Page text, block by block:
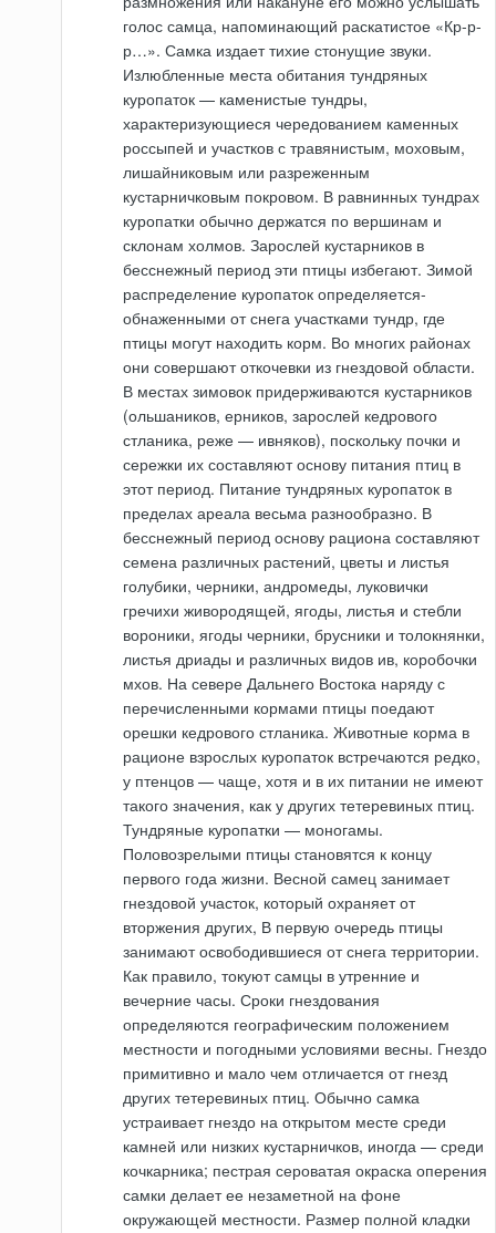
голос самца, напоминающий раскатистое «Кр-р-
р…». Самка издает тихие стонущие звуки.
Излюбленные места обитания тундряных
куропаток — каменистые тундры,
характеризующиеся чередованием каменных
россыпей и участков с травянистым, моховым,
лишайниковым или разреженным
кустарничковым покровом. В равнинных тундрах
куропатки обычно держатся по вершинам и
склонам холмов. Зарослей кустарников в
бесснежный период эти птицы избегают. Зимой
распределение куропаток определяется-
обнаженными от снега участками тундр, где
птицы могут находить корм. Во многих районах
они совершают откочевки из гнездовой области.
В местах зимовок придерживаются кустарников
(ольшаников, ерников, зарослей кедрового
стланика, реже — ивняков), поскольку почки и
сережки их составляют основу питания птиц в
этот период. Питание тундряных куропаток в
пределах ареала весьма разнообразно. В
бесснежный период основу рациона составляют
семена различных растений, цветы и листья
голубики, черники, андромеды, луковички
гречихи живородящей, ягоды, листья и стебли
вороники, ягоды черники, брусники и толокнянки,
листья дриады и различных видов ив, коробочки
мхов. На севере Дальнего Востока наряду с
перечисленными кормами птицы поедают
орешки кедрового стланика. Животные корма в
рационе взрослых куропаток встречаются редко,
у птенцов — чаще, хотя и в их питании не имеют
такого значения, как у других тетеревиных птиц.
Тундряные куропатки — моногамы.
Половозрелыми птицы становятся к концу
первого года жизни. Весной самец занимает
гнездовой участок, который охраняет от
вторжения других, В первую очередь птицы
занимают освободившиеся от снега территории.
Как правило, токуют самцы в утренние и
вечерние часы. Сроки гнездования
определяются географическим положением
местности и погодными условиями весны. Гнездо
примитивно и мало чем отличается от гнезд
других тетеревиных птиц. Обычно самка
устраивает гнездо на открытом месте среди
камней или низких кустарничков, иногда — среди
кочкарника; пестрая сероватая окраска оперения
самки делает ее незаметной на фоне
окружающей местности. Размер полной кладки